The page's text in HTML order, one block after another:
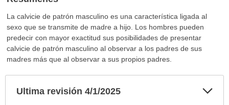
La calvicie de patrón masculino es una característica ligada al
sexo que se transmite de madre a hijo. Los hombres pueden
predecir con mayor exactitud sus posibilidades de presentar
calvicie de patrón masculino al observar a los padres de sus
madres más que al observar a sus propios padres.
Ultima revisión 4/1/2025